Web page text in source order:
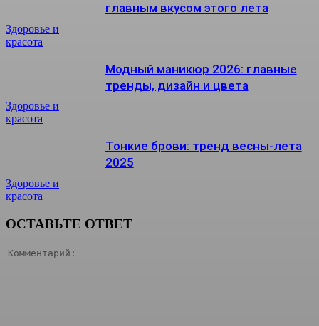
Здоровье и
красота
главным вкусом этого лета
Здоровье и
красота
Модный маникюр 2026: главные
тренды, дизайн и цвета
Здоровье и
красота
Тонкие брови: тренд весны-лета
2025
ОСТАВЬТЕ ОТВЕТ